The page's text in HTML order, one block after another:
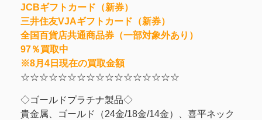
JCBギフトカード（新券）
三井住友VJAギフトカード（新券）
全国百貨店共通商品券（一部対象外あり）
97％買取中
※8月4日現在の買取金額
☆☆☆☆☆☆☆☆☆☆☆☆☆☆☆☆☆
◇ゴールドプラチナ製品◇
貴金属、ゴールド（24金/18金/14金）、喜平ネック